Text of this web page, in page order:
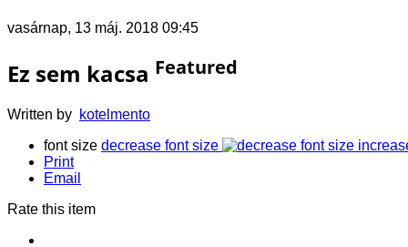
vasárnap, 13 máj. 2018 09:45
Ez sem kacsa Featured
Written by kotelmento
font size decrease font size
Print
Email
Rate this item